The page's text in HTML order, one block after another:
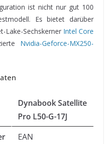
ist nicht nur gut 100
Es bietet darüber
Lake-Sechskerner Intel Core
Nvidia-Geforce-MX250-
Dynabook Satellite
Pro L50-G-17J
EAN